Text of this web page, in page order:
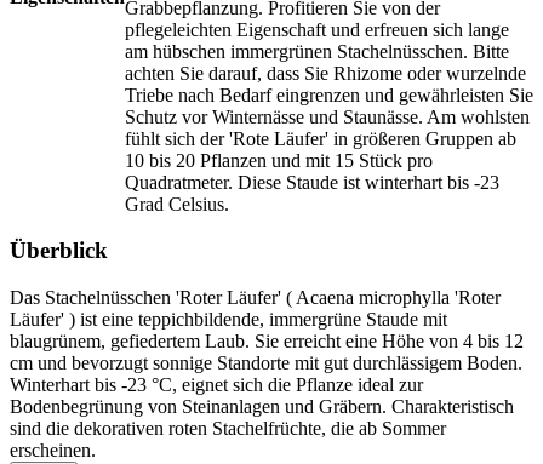
Grabbepflanzung. Profitieren Sie von der
pflegeleichten Eigenschaft und erfreuen sich lange
am hübschen immergrünen Stachelnüsschen. Bitte
achten Sie darauf, dass Sie Rhizome oder wurzelnde
Triebe nach Bedarf eingrenzen und gewährleisten Sie
Schutz vor Winternässe und Staunässe. Am wohlsten
fühlt sich der 'Rote Läufer' in größeren Gruppen ab
10 bis 20 Pflanzen und mit 15 Stück pro
Quadratmeter. Diese Staude ist winterhart bis -23
Grad Celsius.
Überblick
Das Stachelnüsschen 'Roter Läufer' ( Acaena microphylla 'Roter
Läufer' ) ist eine teppichbildende, immergrüne Staude mit
blaugrünem, gefiedertem Laub. Sie erreicht eine Höhe von 4 bis 12
cm und bevorzugt sonnige Standorte mit gut durchlässigem Boden.
Winterhart bis -23 °C, eignet sich die Pflanze ideal zur
Bodenbegrünung von Steinanlagen und Gräbern. Charakteristisch
sind die dekorativen roten Stachelfrüchte, die ab Sommer
erscheinen.